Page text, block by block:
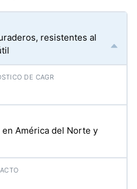
resistentes al
América del Norte y